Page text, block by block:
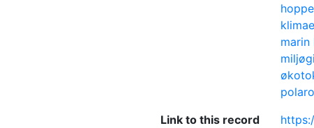
marin
Link to this record